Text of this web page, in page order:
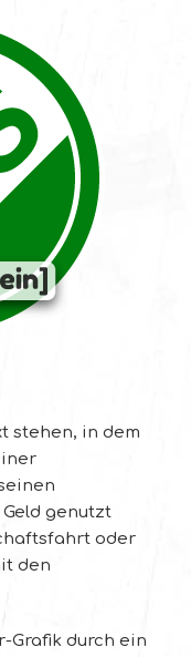
stehen, in dem
genutzt
oder
den
Grafik durch ein